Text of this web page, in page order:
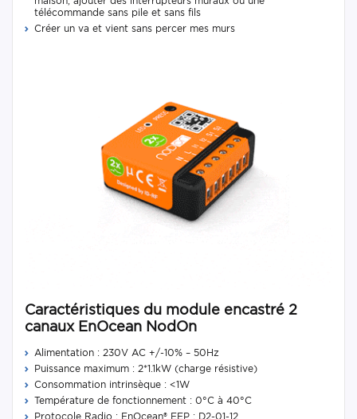
télécommande sans pile et sans fils
Créer un va et vient sans percer mes murs
Caractéristiques du module encastré 2
canaux EnOcean NodOn
Alimentation : 230V AC +/-10% – 50Hz
Puissance maximum : 2*1.1kW (charge résistive)
Consommation intrinsèque : <1W
Température de fonctionnement : 0°C à 40°C
Protocole Radio : EnOcean® EEP : D2-01-12